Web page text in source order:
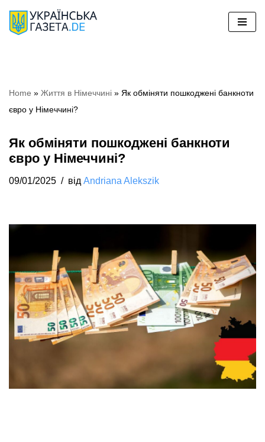
Перейти
Home » Життя в Німеччині » Як обміняти пошкоджені банкноти
євро у Німеччині?
Як обміняти пошкоджені банкноти
євро у Німеччині?
09/01/2025 від Andriana Alekszik